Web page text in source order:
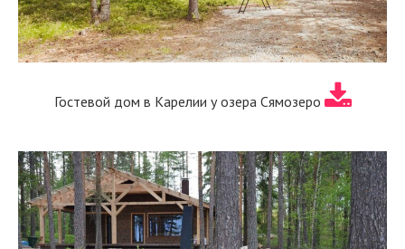
Гостевой дом в Карелии у озера Сямозеро